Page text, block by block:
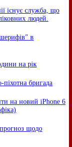
існує служба, що
людей.
в
на рік
піхотна бригада
на новий iPhone 6
щодо